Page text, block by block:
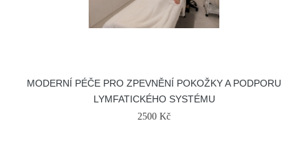
MODERNÍ PÉČE PRO ZPEVNĚNÍ POKOŽKY A PODPORU
LYMFATICKÉHO SYSTÉMU
2500 Kč